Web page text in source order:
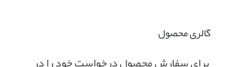
گالری محصول